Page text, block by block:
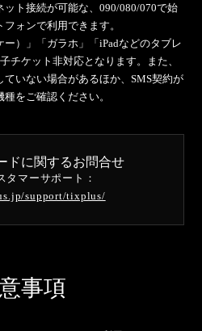
ト接続が可能な、090/080/070で始
ォンで利用できます。
ー）」「ガラホ」「iPadなどのタブレ
チケット非対応となります。また、
いない場合があるほか、SMS契約が
をご確認ください。
ドに関するお問合せ
タマーサポート：
support/tixplus/
事項